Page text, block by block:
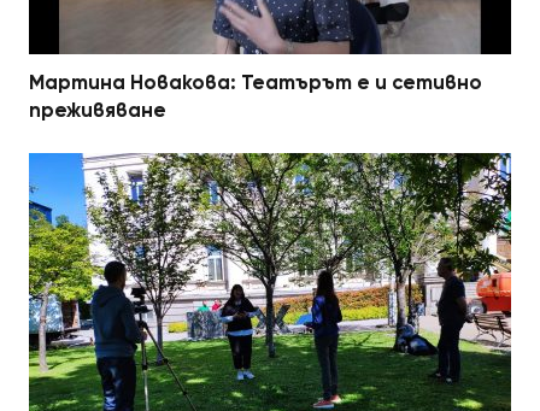
Мартина Новакова: Театърът е и сетивно
преживяване